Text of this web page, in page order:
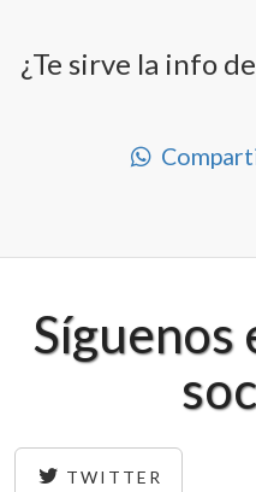
¿Te sirve la info
Síguenos
TWITTER